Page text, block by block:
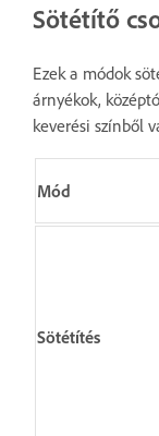
Sötétítő
Ezek a módok
árnyékok,
keverési színből
Mód
Sötétítés